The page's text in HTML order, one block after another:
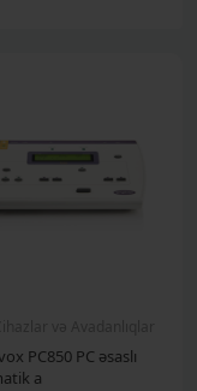
PC850 PC əsaslı
a